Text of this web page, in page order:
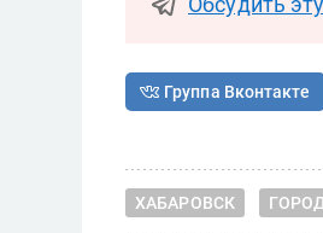
Группа Вконтакте
ХАБАРОВСК